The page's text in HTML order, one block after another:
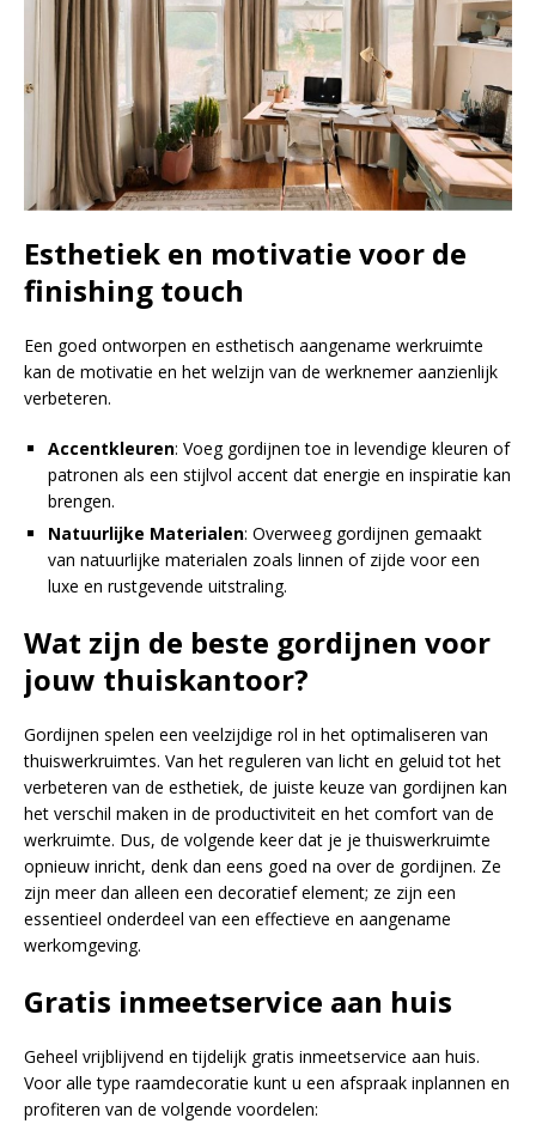
Esthetiek en motivatie voor de
finishing touch
Een goed ontworpen en esthetisch aangename werkruimte
kan de motivatie en het welzijn van de werknemer aanzienlijk
verbeteren.
Accentkleuren: Voeg gordijnen toe in levendige kleuren of
patronen als een stijlvol accent dat energie en inspiratie kan
brengen.
Natuurlijke Materialen: Overweeg gordijnen gemaakt
van natuurlijke materialen zoals linnen of zijde voor een
luxe en rustgevende uitstraling.
Wat zijn de beste gordijnen voor
jouw thuiskantoor?
Gordijnen spelen een veelzijdige rol in het optimaliseren van
thuiswerkruimtes. Van het reguleren van licht en geluid tot het
verbeteren van de esthetiek, de juiste keuze van gordijnen kan
het verschil maken in de productiviteit en het comfort van de
werkruimte. Dus, de volgende keer dat je je thuiswerkruimte
opnieuw inricht, denk dan eens goed na over de gordijnen. Ze
zijn meer dan alleen een decoratief element; ze zijn een
essentieel onderdeel van een effectieve en aangename
werkomgeving.
Gratis inmeetservice aan huis
Geheel vrijblijvend en tijdelijk gratis inmeetservice aan huis.
Voor alle type raamdecoratie kunt u een afspraak inplannen en
profiteren van de volgende voordelen: